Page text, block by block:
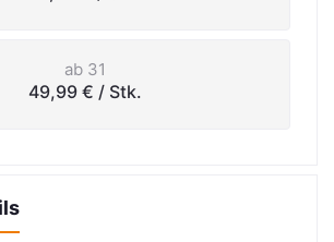
ab 31
49,99 € / Stk.